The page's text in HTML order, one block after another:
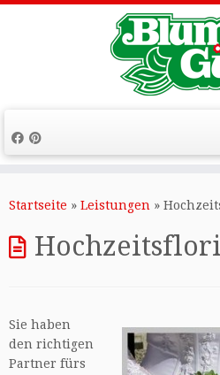
Inhalt
Startseite » Leistungen »
Sie haben
den richtigen
Partner fürs